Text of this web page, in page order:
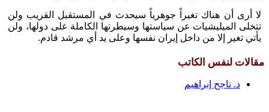
لا أرى أن هناك تغيراً جوهرياً سيحدث في المستقبل القريب ولن
تتخلى الميليشيات عن سياستها وسيطرتها الكاملة على دولها، ولن
يأتي تغير إلا من داخل إيران نفسها وعلى يد أي مرشد قادم.
مقالات لنفس الكاتب
د. ناجح إبراهيم